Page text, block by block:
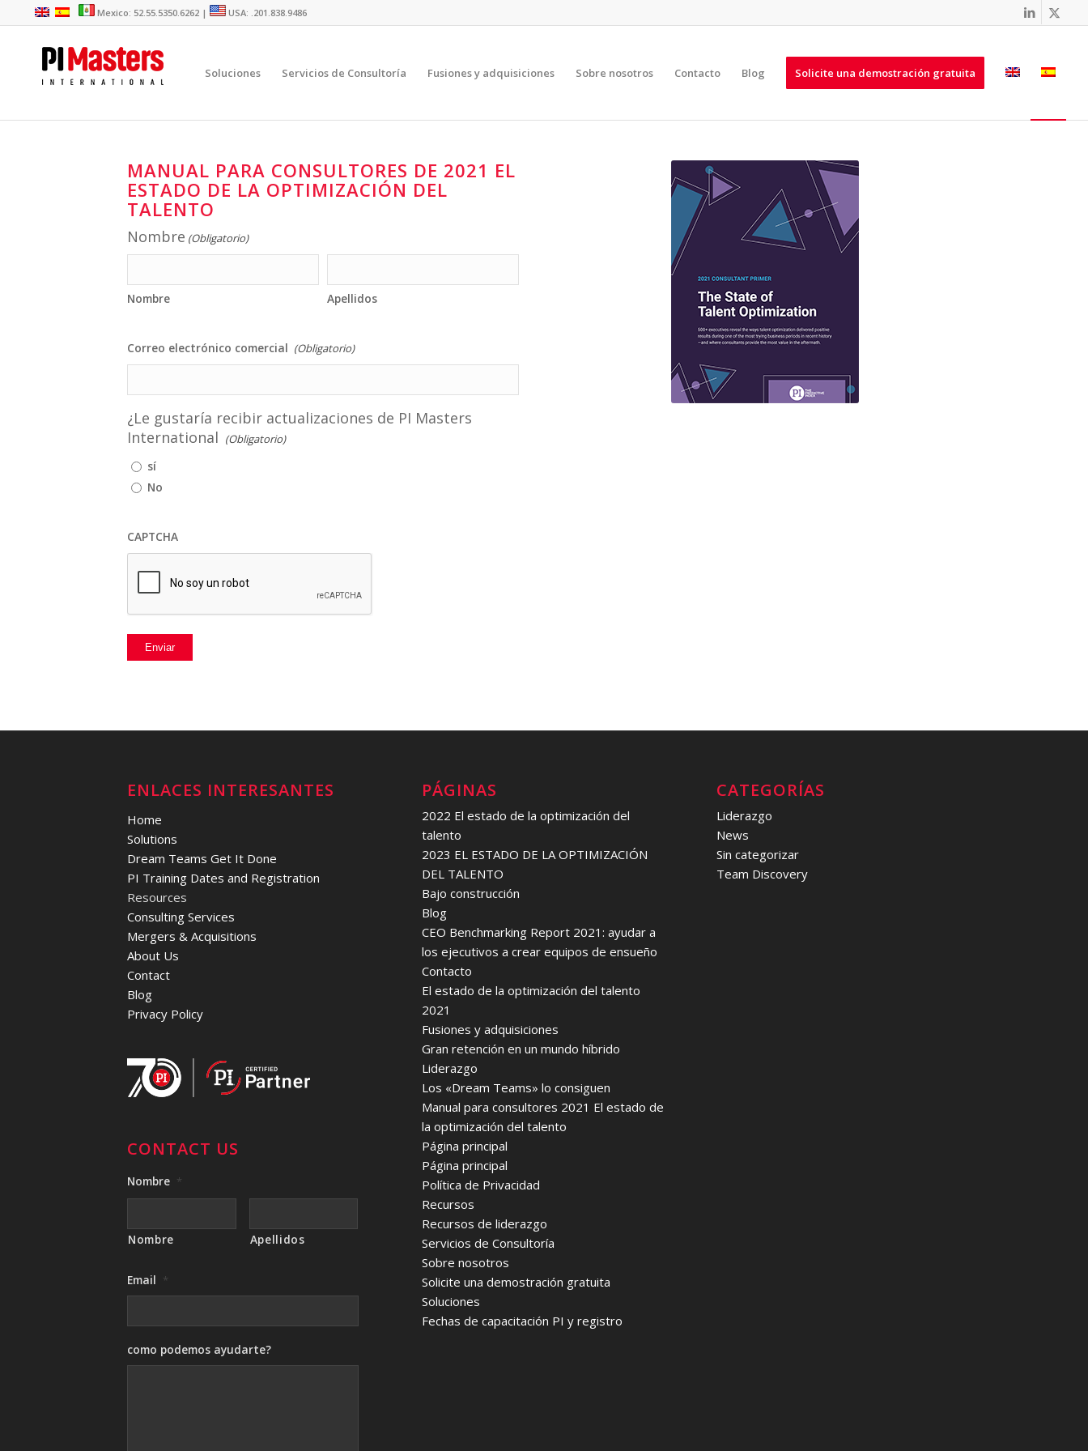
Mexico: 52.55.5350.6262 | USA: .201.838.9486
Soluciones Servicios de Consultoría Fusiones y adquisiciones Sobre nosotros Contacto Blog Solicite una demostración gratuita
MANUAL PARA CONSULTORES DE 2021 EL
ESTADO DE LA OPTIMIZACIÓN DEL
TALENTO
Nombre (Obligatorio)
Nombre Apellidos
Correo electrónico comercial (Obligatorio)
¿Le gustaría recibir actualizaciones de PI Masters
International (Obligatorio)
sí
No
CAPTCHA
ENLACES INTERESANTES
Home
Solutions
Dream Teams Get It Done
PI Training Dates and Registration
Resources
Consulting Services
Mergers & Acquisitions
About Us
Contact
Blog
Privacy Policy
CONTACT US
Nombre *
Nombre Apellidos
Email *
como podemos ayudarte?
PÁGINAS
2022 El estado de la optimización del
talento
2023 EL ESTADO DE LA OPTIMIZACIÓN
DEL TALENTO
Bajo construcción
Blog
CEO Benchmarking Report 2021: ayudar a
los ejecutivos a crear equipos de ensueño
Contacto
El estado de la optimización del talento
2021
Fusiones y adquisiciones
Gran retención en un mundo híbrido
Liderazgo
Los «Dream Teams» lo consiguen
Manual para consultores 2021 El estado de
la optimización del talento
Página principal
Página principal
Política de Privacidad
Recursos
Recursos de liderazgo
Servicios de Consultoría
Sobre nosotros
Solicite una demostración gratuita
Soluciones
Fechas de capacitación PI y registro
CATEGORÍAS
Liderazgo
News
Sin categorizar
Team Discovery